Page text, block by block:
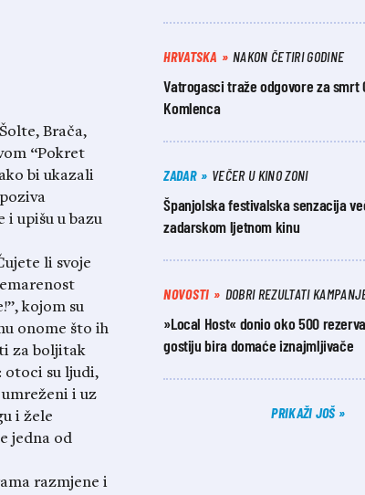
Brača,
“Pokret
bi ukazali
i upišu u bazu
li svoje
kojom su
onome što ih
za boljitak
otoci su ljudi,
i uz
i žele
jedna od
razmjene i
HRVATSKA NAKON ČETIRI GODINE
Vatrogasci traže odgovore za smrt
Komlenca
ZADAR VEČER U KINO ZONI
Španjolska festivalska senzacija
zadarskom ljetnom kinu
NOVOSTI DOBRI REZULTATI
»Local Host« donio oko 500
gostiju bira domaće iznajmljivače
PRIKAŽI JOŠ